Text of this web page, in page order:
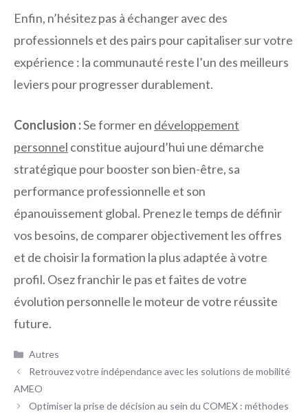
Enfin, n’hésitez pas à échanger avec des
professionnels et des pairs pour capitaliser sur votre
expérience : la communauté reste l’un des meilleurs
leviers pour progresser durablement.
Conclusion :Se former en développement
personnel constitue aujourd’hui une démarche
stratégique pour booster son bien-être, sa
performance professionnelle et son
épanouissement global. Prenez le temps de définir
vos besoins, de comparer objectivement les offres
et de choisir la formation la plus adaptée à votre
profil. Osez franchir le pas et faites de votre
évolution personnelle le moteur de votre réussite
future.
Catégories
Autres
Retrouvez votre indépendance avec les solutions de mobilité
AMEO
Optimiser la prise de décision au sein du COMEX : méthodes